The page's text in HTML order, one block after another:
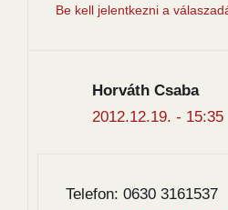
Be kell jelentkezni a
Horváth Csaba
2012.12.19. - 15:35
Telefon: 0630 3161537